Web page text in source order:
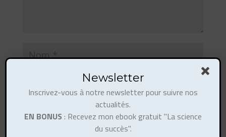
Newsletter
Inscrivez-vous à notre newsletter pour suivre nos
actualités.
EN BONUS : Recevez mon ebook gratuit "La science
du succès".